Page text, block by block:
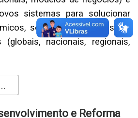
sistemas para solucionar
sociais e ambientais em
(globais, nacionais, regionais,
e Reforma